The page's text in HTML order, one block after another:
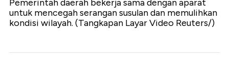
Pemerintah daerah bekerja sama dengan aparat
untuk mencegah serangan susulan dan memulihkan
kondisi wilayah. (Tangkapan Layar Video Reuters/)